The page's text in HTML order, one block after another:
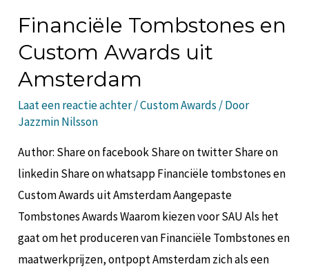
Financiële Tombstones en
Custom Awards uit
Amsterdam
Laat een reactie achter/Custom Awards / Door
Jazzmin Nilsson
Author: Share on facebook Share on twitter Share on
linkedin Share on whatsapp Financiële tombstones en
Custom Awards uit Amsterdam Aangepaste
Tombstones Awards Waarom kiezen voor SAU Als het
gaat om het produceren van Financiële Tombstones en
maatwerkprijzen, ontpopt Amsterdam zich als een